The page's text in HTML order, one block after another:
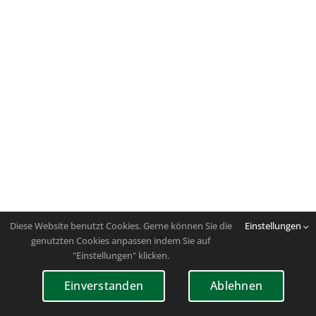
Diese Website benutzt Cookies. Gerne können Sie die
genutzten Cookies anpassen indem Sie auf
"Einstellungen" klicken.
Einstellungen
Einverstanden Ablehnen